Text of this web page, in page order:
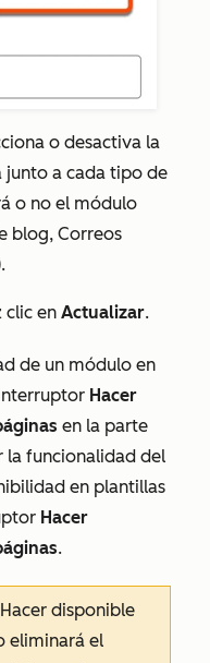
o desactiva la
junto a cada tipo de
o no el módulo
blog, Correos
clic en Actualizar.
de un módulo en
Hacer
en la parte
la funcionalidad del
en plantillas
Hacer
.
Hacer disponible
eliminará el